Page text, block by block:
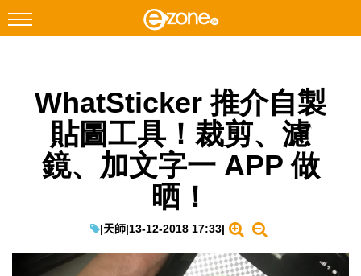
Facebook Instagram
科技焦點
網絡生活
EduTech
WhatSticker 推介自製
貼圖工具！裁剪、濾
鏡、加文字一 APP 做
晒！
|天師|13-12-2018 17:33|